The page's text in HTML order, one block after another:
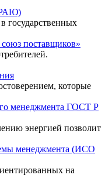
государственных
союз поставщиков»
которые
менеджмента ГОСТ Р
энергией позволит
менеджмента (ИСО
на